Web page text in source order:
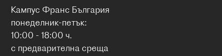
Кампус Франс България
понеделник-петък:
10:00 - 18:00 ч.
с предварителна среща